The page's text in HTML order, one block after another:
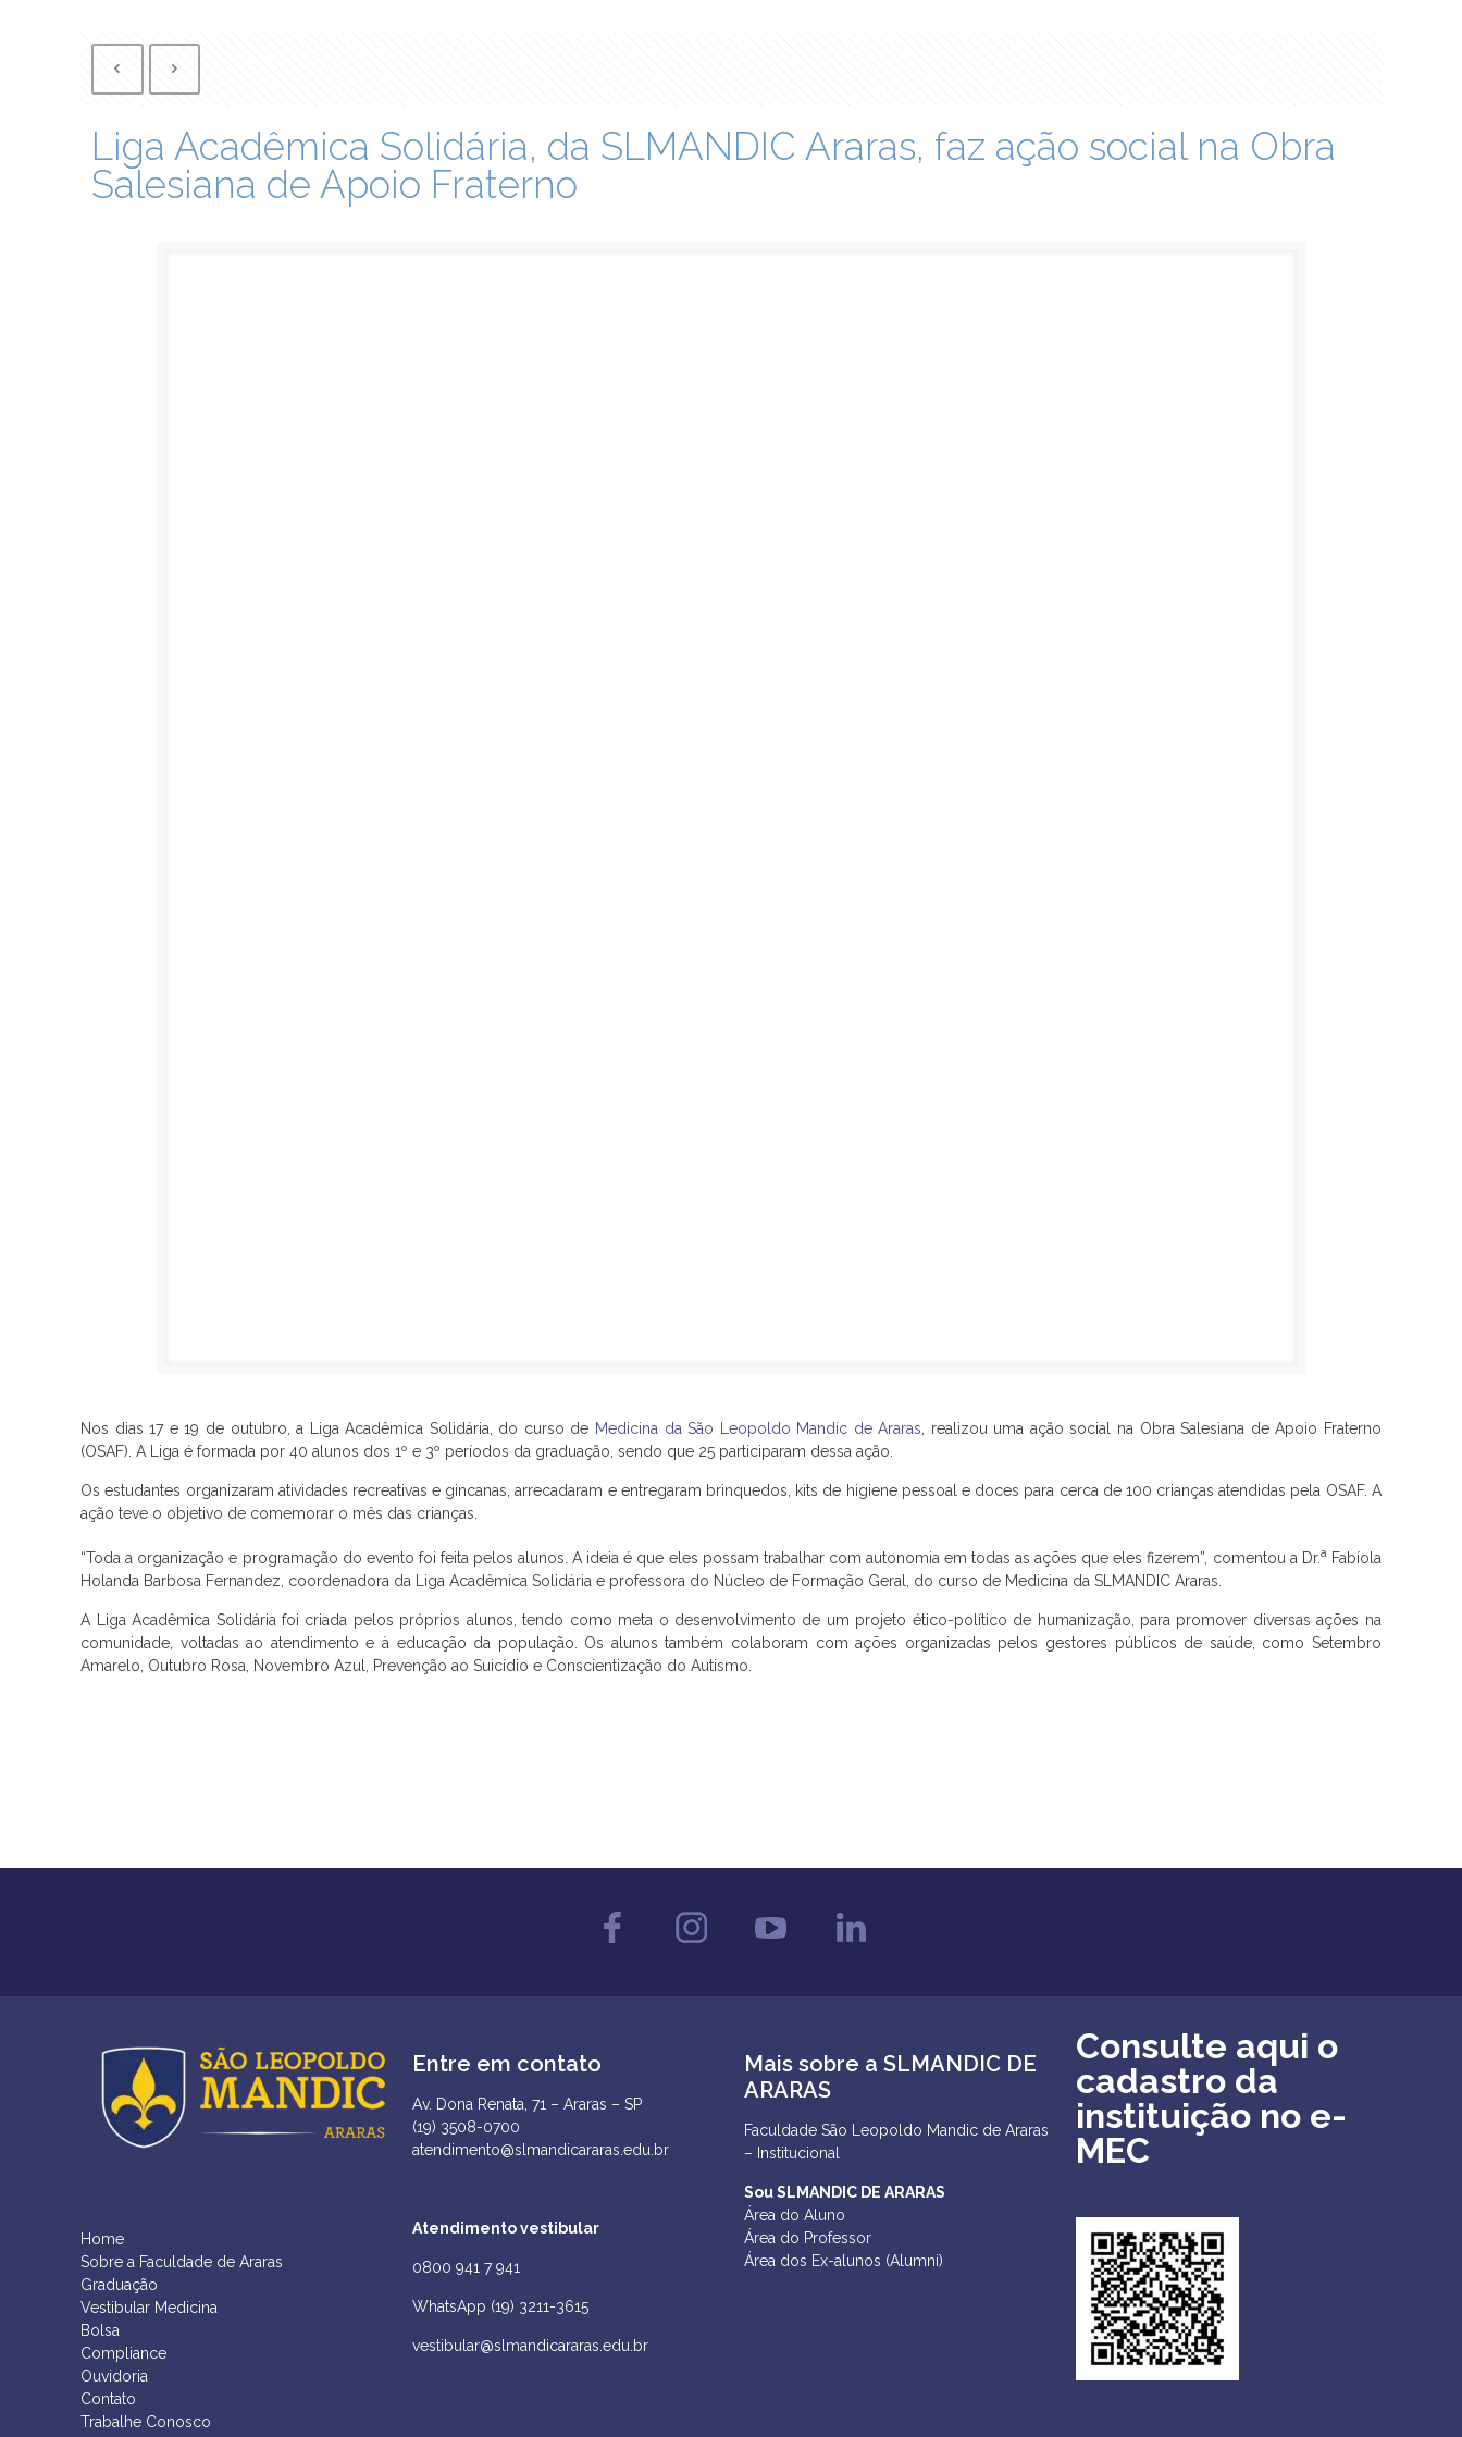
Liga Acadêmica Solidária, da SLMANDIC Araras, faz ação social na Obra
Salesiana de Apoio Fraterno
Nos dias 17 e 19 de outubro, a Liga Acadêmica Solidária, do curso de Medicina da São Leopoldo Mandic de Araras , realizou uma ação social na Obra Salesiana de Apoio Fraterno
(OSAF). A Liga é formada por 40 alunos dos 1º e 3º períodos da graduação, sendo que 25 participaram dessa ação.
Os estudantes organizaram atividades recreativas e gincanas, arrecadaram e entregaram brinquedos, kits de higiene pessoal e doces para cerca de 100 crianças atendidas pela OSAF. A
ação teve o objetivo de comemorar o mês das crianças.
“Toda a organização e programação do evento foi feita pelos alunos. A ideia é que eles possam trabalhar com autonomia em todas as ações que eles fizerem”, comentou a Dr.aFabíola
Holanda Barbosa Fernandez, coordenadora da Liga Acadêmica Solidária e professora do Núcleo de Formação Geral, do curso de Medicina da SLMANDIC Araras.
A Liga Acadêmica Solidária foi criada pelos próprios alunos, tendo como meta o desenvolvimento de um projeto ético-político de humanização, para promover diversas ações na
comunidade, voltadas ao atendimento e à educação da população. Os alunos também colaboram com ações organizadas pelos gestores públicos de saúde, como Setembro
Amarelo, Outubro Rosa, Novembro Azul, Prevenção ao Suicídio e Conscientização do Autismo.
Home
Sobre a Faculdade de Araras
Graduação
Vestibular Medicina
Bolsa
Compliance
Ouvidoria
Contato
Trabalhe Conosco
Entre em contato
Av. Dona Renata, 71 – Araras – SP
(19) 3508-0700
atendimento@slmandicararas.edu.br
Atendimento vestibular
0800 941 7 941
WhatsApp (19) 3211-3615
vestibular@slmandicararas.edu.br
Mais sobre a SLMANDIC DE
ARARAS
Faculdade São Leopoldo Mandic de Araras
– Institucional
Sou SLMANDIC DE ARARAS
Área do Aluno
Área do Professor
Área dos Ex-alunos (Alumni)
Consulte aqui o
cadastro da
instituição no e-
MEC